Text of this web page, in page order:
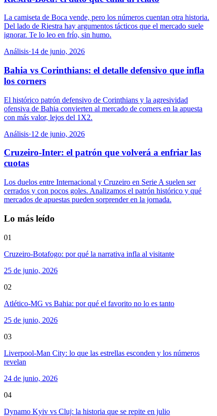
La camiseta de Boca vende, pero los números cuentan otra historia.
Del lado de Riestra hay argumentos tácticos que el mercado suele
ignorar. Te lo leo en frío, sin humo.
Análisis·14 de junio, 2026
Bahia vs Corinthians: el detalle defensivo que infla
los corners
El histórico patrón defensivo de Corinthians y la agresividad
ofensiva de Bahia convierten al mercado de corners en la apuesta
con más valor, lejos del 1X2.
Análisis·12 de junio, 2026
Cruzeiro-Inter: el patrón que volverá a enfriar las
cuotas
Los duelos entre Internacional y Cruzeiro en Serie A suelen ser
cerrados y con pocos goles. Analizamos el patrón histórico y qué
mercados de apuestas pueden sorprender en la jornada.
Lo más leído
01
Cruzeiro-Botafogo: por qué la narrativa infla al visitante
25 de junio, 2026
02
Atlético-MG vs Bahia: por qué el favorito no lo es tanto
25 de junio, 2026
03
Liverpool-Man City: lo que las estrellas esconden y los números
revelan
24 de junio, 2026
04
Dynamo Kyiv vs Cluj: la historia que se repite en julio